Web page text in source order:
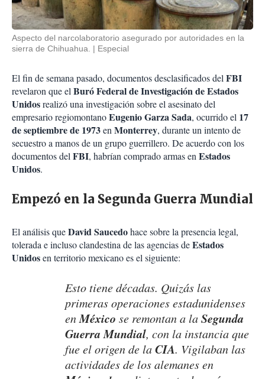
Aspecto del narcolaboratorio asegurado por autoridades en la
sierra de Chihuahua.
Especial
El fin de semana pasado, documentos desclasificados delFBI
revelaron que elBuró Federal de Investigación de Estados
Unidosrealizó una investigación sobre el asesinato del
empresario regiomontanoEugenio Garza Sada, ocurrido el 17
de septiembre de 1973enMonterrey, durante un intento de
secuestro a manos de un grupo guerrillero. De acuerdo con los
documentos delFBI, habrían comprado armas enEstados
Unidos.
Empezó en la Segunda Guerra Mundial
El análisis queDavid Saucedohace sobre la presencia legal,
tolerada e incluso clandestina de las agencias deEstados
Unidosen territorio mexicano es el siguiente:
Esto tiene décadas. Quizás las
primeras operaciones estadunidenses
enMéxico se remontan a laSegunda
Guerra Mundial, con la instancia que
fue el origen de laCIA. Vigilaban las
actividades de los alemanes en